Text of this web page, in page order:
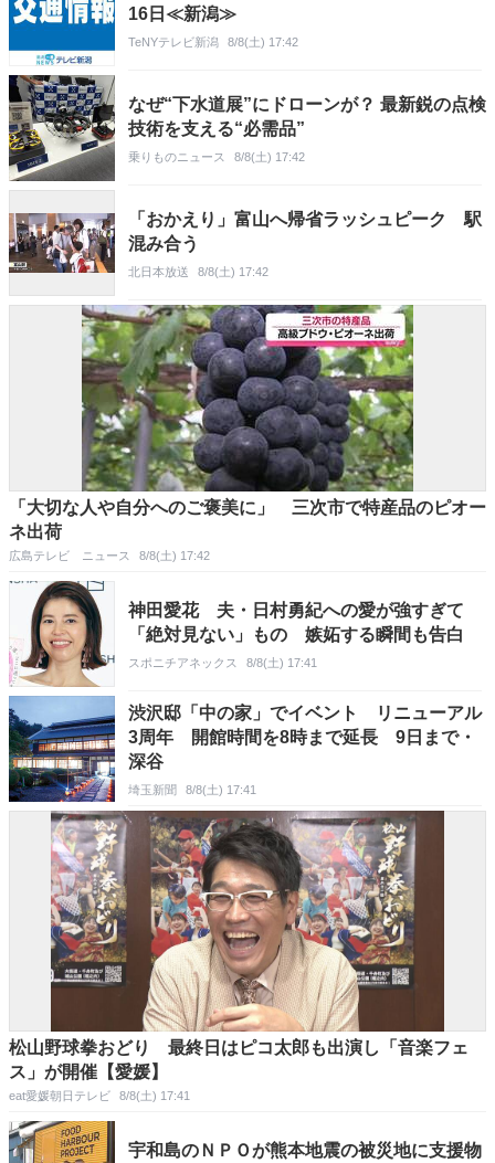
16日≪新潟≫
TeNYテレビ新潟 8/8(土) 17:42
なぜ“下水道展”にドローンが？ 最新鋭の点検
技術を支える“必需品”
乗りものニュース 8/8(土) 17:42
「おかえり」富山へ帰省ラッシュピーク 駅
混み合う
北日本放送 8/8(土) 17:42
「大切な人や自分へのご褒美に」 三次市で特産品のピオー
ネ出荷
広島テレビ ニュース 8/8(土) 17:42
神田愛花 夫・日村勇紀への愛が強すぎて
「絶対見ない」もの 嫉妬する瞬間も告白
スポニチアネックス 8/8(土) 17:41
渋沢邸「中の家」でイベント リニューアル
3周年 開館時間を8時まで延長 9日まで・
深谷
埼玉新聞 8/8(土) 17:41
松山野球拳おどり 最終日はピコ太郎も出演し「音楽フェ
ス」が開催【愛媛】
eat愛媛朝日テレビ 8/8(土) 17:41
宇和島のＮＰＯが熊本地震の被災地に支援物